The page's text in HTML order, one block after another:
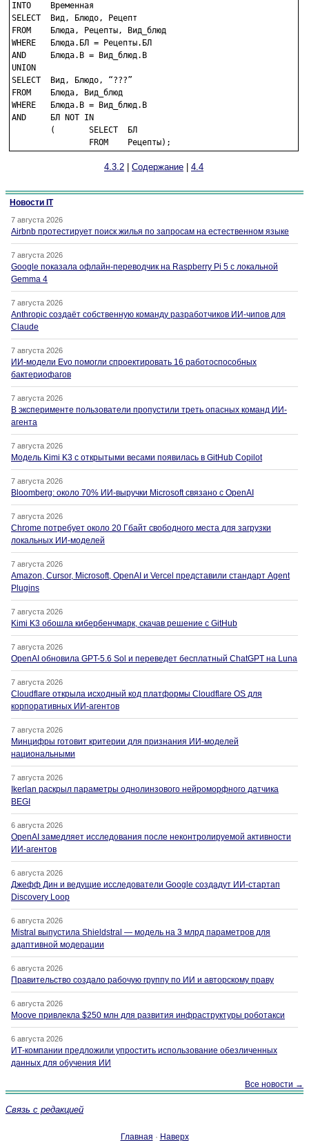
INTO	Временная
SELECT	Вид, Блюдо, Рецепт
FROM	Блюда, Рецепты, Вид_блюд
WHERE	Блюда.БЛ = Рецепты.БЛ
AND	Блюда.В = Вид_блюд.В
UNION
SELECT	Вид, Блюдо, “???”
FROM	Блюда, Вид_блюд
WHERE	Блюда.В = Вид_блюд.В
AND	БЛ NOT IN
4.3.2 Содержание 4.4
Новости IT
7 августа 2026
Airbnb протестирует поиск жилья по запросам на естественном языке
7 августа 2026
Google показала офлайн-переводчик на Raspberry Pi 5 с локальной
Gemma 4
7 августа 2026
Anthropic создаёт собственную команду разработчиков ИИ-чипов для
Claude
7 августа 2026
ИИ-модели Evo помогли спроектировать 16 работоспособных
бактериофагов
7 августа 2026
В эксперименте пользователи пропустили треть опасных команд ИИ-
агента
7 августа 2026
Модель Kimi K3 с открытыми весами появилась в GitHub Copilot
7 августа 2026
Bloomberg: около 70% ИИ-выручки Microsoft связано с OpenAI
7 августа 2026
Chrome потребует около 20 Гбайт свободного места для загрузки
локальных ИИ-моделей
7 августа 2026
Amazon, Cursor, Microsoft, OpenAI и Vercel представили стандарт Agent
Plugins
7 августа 2026
Kimi K3 обошла кибербенчмарк, скачав решение с GitHub
7 августа 2026
OpenAI обновила GPT-5.6 Sol и переведет бесплатный ChatGPT на Luna
7 августа 2026
Cloudflare открыла исходный код платформы Cloudflare OS для
корпоративных ИИ-агентов
7 августа 2026
Минцифры готовит критерии для признания ИИ-моделей
национальными
7 августа 2026
Ikerlan раскрыл параметры однолинзового нейроморфного датчика
BEGI
6 августа 2026
OpenAI замедляет исследования после неконтролируемой активности
ИИ-агентов
6 августа 2026
Джефф Дин и ведущие исследователи Google создадут ИИ-стартап
Discovery Loop
6 августа 2026
Mistral выпустила Shieldstral — модель на 3 млрд параметров для
адаптивной модерации
6 августа 2026
Правительство создало рабочую группу по ИИ и авторскому праву
6 августа 2026
Moove привлекла $250 млн для развития инфраструктуры роботакси
6 августа 2026
ИТ-компании предложили упростить использование обезличенных
данных для обучения ИИ
Все новости →
Связь с редакцией
Главная · Наверх